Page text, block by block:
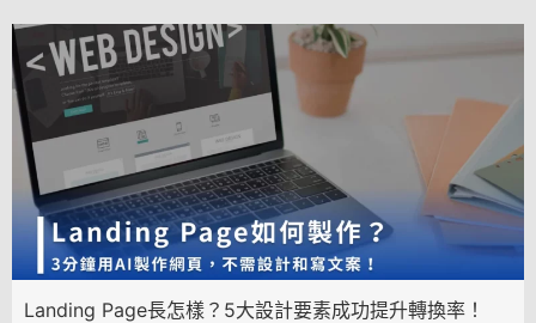
Landing Page長怎樣？5大設計要素成功提升轉換率！